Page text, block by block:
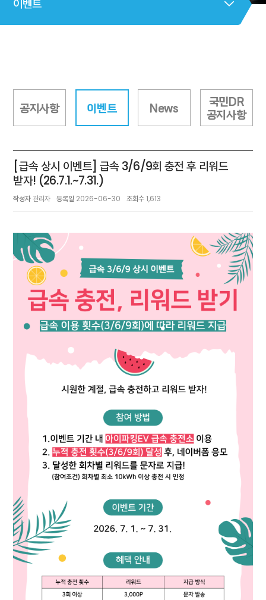
이벤트
공지사항 이벤트 News
국민DR
공지사항
[급속 상시 이벤트] 급속 3/6/9회 충전 후 리워드
받자! (26.7.1.~7.31.)
작성자관리자 등록일 2026-06-30 조회수1,613